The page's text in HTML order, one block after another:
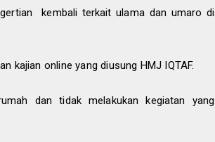
kembali terkait ulama dan umaro di
kajian online yang diusung HMJ IQTAF.
dan tidak melakukan kegiatan yang